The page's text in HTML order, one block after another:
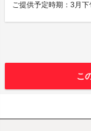
ご提供予定時期：3月下
こ